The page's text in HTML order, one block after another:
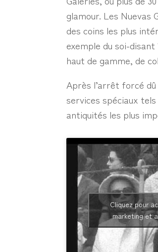
glamour. Les Nuevas
des coins les plus
exemple du soi-
haut de gamme, de
Après l’arrêt forcé
services spéciaux
antiquités les plus
Cliquez pour
marketing et